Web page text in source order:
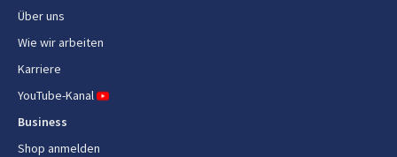
Kabelaufwicklung
Rotationsunterseite 360°
Scharnierdeckel
Über uns
Wie wir arbeiten
Karriere
YouTube-Kanal
Business
Shop anmelden